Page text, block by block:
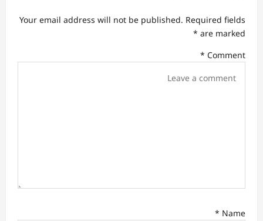
g
t
Your email address will not be published. Required fields
are marked
*
Comment
*
Name
*